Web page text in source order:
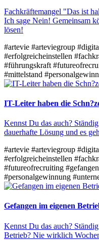
Fachkräftemangel "Das ist
Ich sage Nein! Gemeinsam
lösen!
#artevie #arteviegroup
#erfolgreicheinstellen
#führungskraft
#mittelstand
IT-Leiter haben die
Kennst Du das auch?
dauerhafte Lösung und es
#artevie #arteviegroup
#erfolgreicheinstellen
#futureofrecruiting
#personalgewinnung
Gefangen im eigenen
Kennst Du das auch?
Betrieb? Nie wirklich